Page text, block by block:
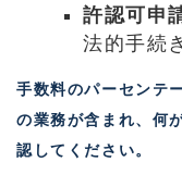
許認可申
法的手続
手数料のパーセンテ
の業務が含まれ、何
認してください。